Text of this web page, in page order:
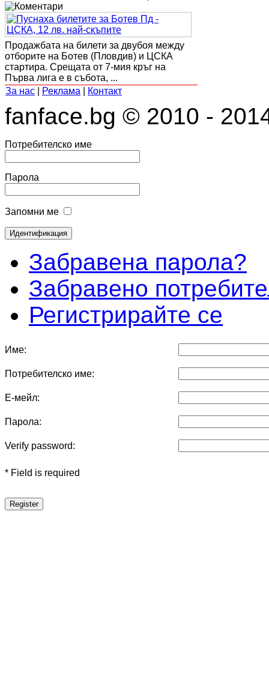
Продажбата на билети за двубоя между
отборите на Ботев (Пловдив) и ЦСКА
стартира. Срещата от 7-мия кръг на
Първа лига е в събота, ...
За нас
Реклама Контакт
fanface.bg © 2010 -
Потребителско име
Парола
Запомни ме
Забравена парола?
Забравено
Регистрирайте се
Име:
Потребителско име:
Е-мейл:
Парола:
Verify password:
* Field is required
Register